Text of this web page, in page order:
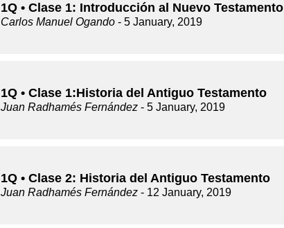
1Q • Clase 1: Introducción al Nuevo Testamento
Carlos Manuel Ogando - 5 January, 2019
1Q • Clase 1:Historia del Antiguo Testamento
Juan Radhamés Fernández - 5 January, 2019
1Q • Clase 2: Historia del Antiguo Testamento
Juan Radhamés Fernández - 12 January, 2019